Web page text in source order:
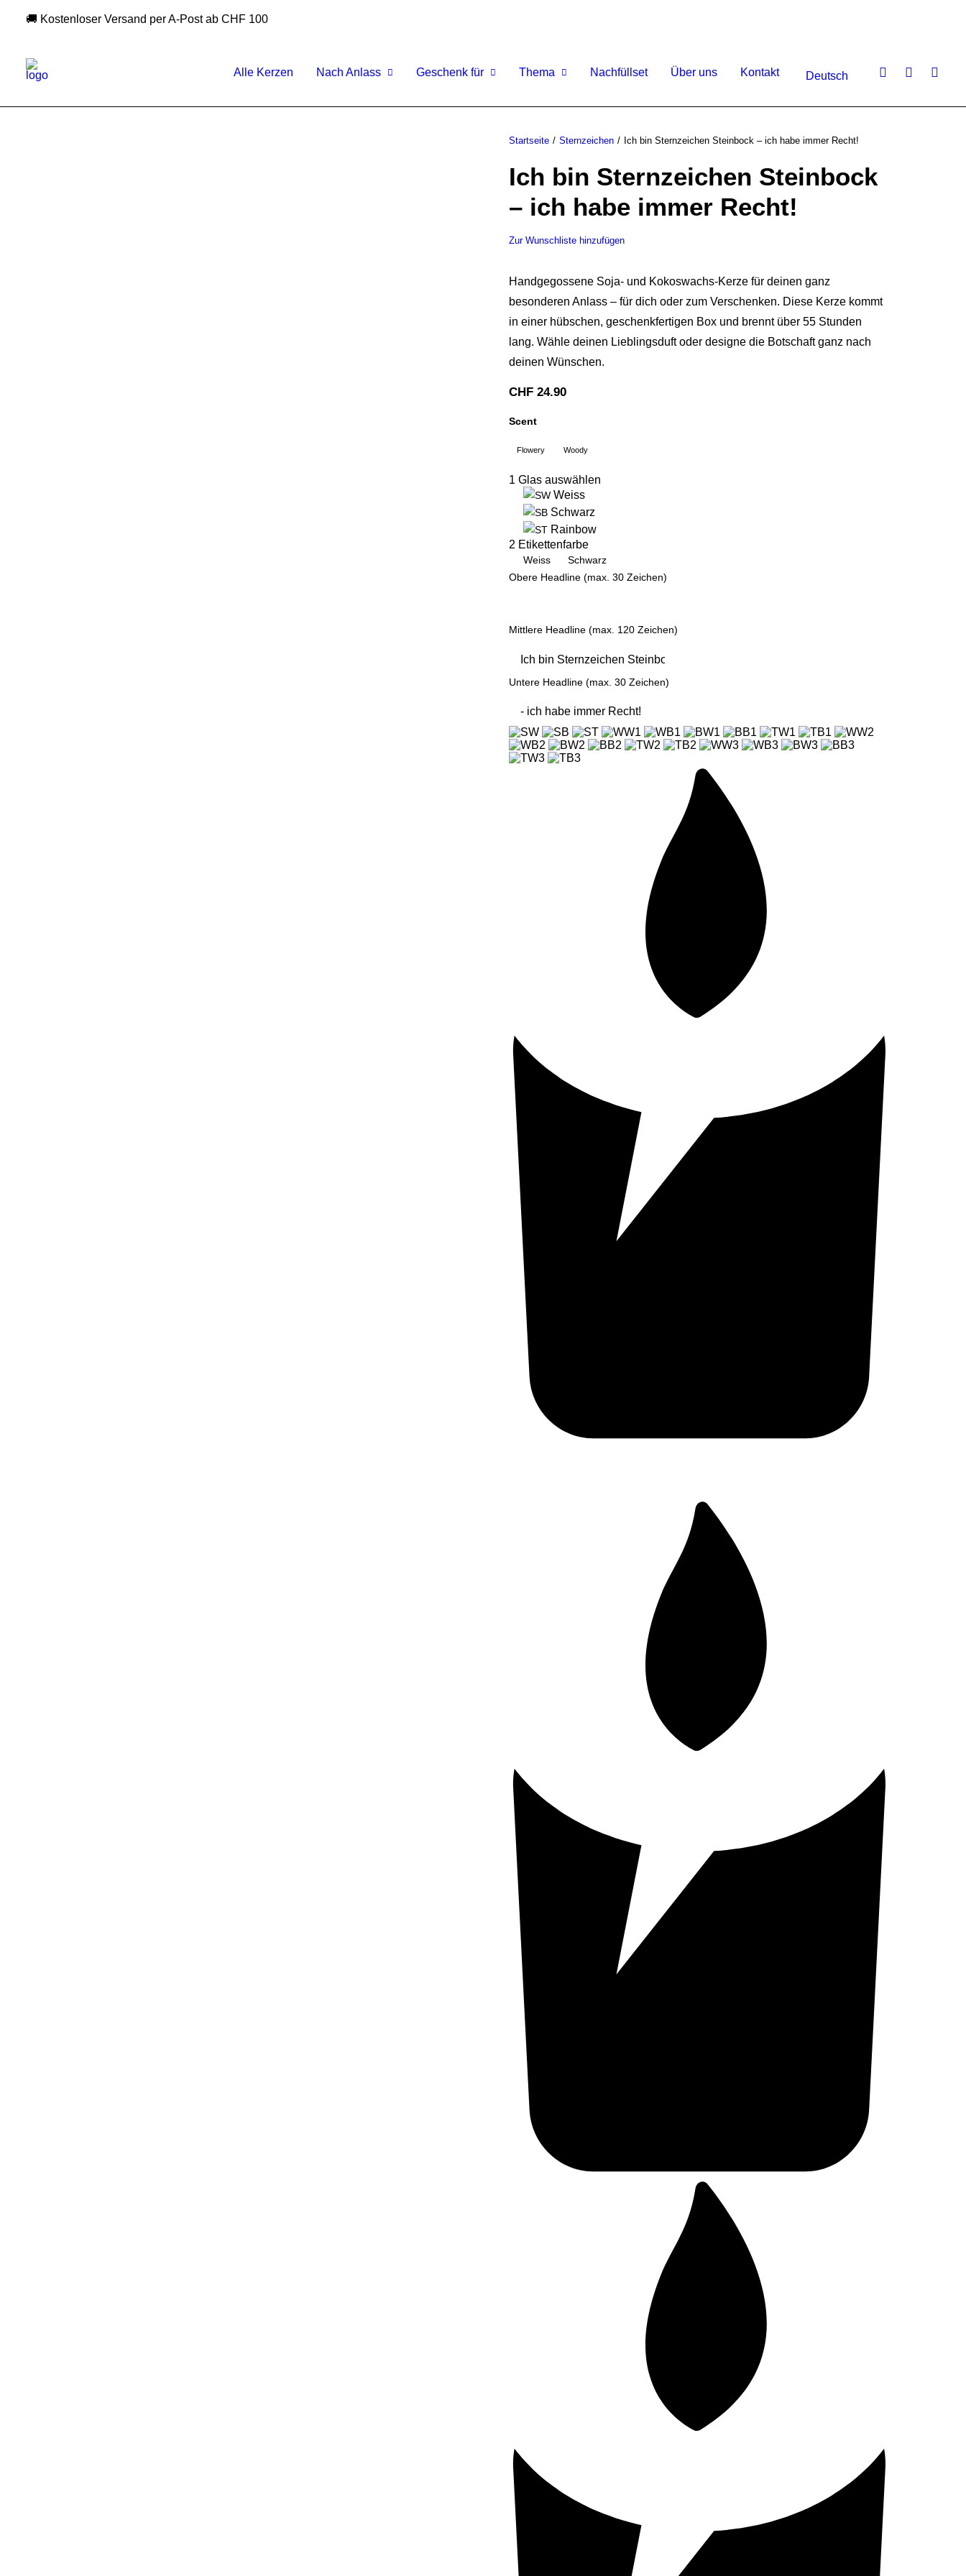
🚚 Kostenloser Versand per A-Post ab CHF 100
Alle Kerzen Nach Anlass Geschenk für Thema Nachfüllset Über uns Kontakt Deutsch
Startseite Sternzeichen Ich bin Sternzeichen Steinbock – ich habe immer Recht!
Ich bin Sternzeichen Steinbock
– ich habe immer Recht!
Zur Wunschliste hinzufügen
Handgegossene Soja- und Kokoswachs-Kerze für deinen ganz
besonderen Anlass – für dich oder zum Verschenken. Diese Kerze kommt
in einer hübschen, geschenkfertigen Box und brennt über 55 Stunden
lang. Wähle deinen Lieblingsduft oder designe die Botschaft ganz nach
deinen Wünschen.
CHF 24.90
Scent
Flowery Woody
1 Glas auswählen
Weiss
Schwarz
Rainbow
2 Etikettenfarbe
Weiss
Schwarz
Obere Headline (max. 30 Zeichen)
Mittlere Headline (max. 120 Zeichen)
Untere Headline (max. 30 Zeichen)